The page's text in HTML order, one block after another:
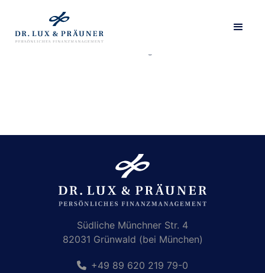
Diese Seite hat keinen Inhalt. Sie wird als Liste ohne
Südliche Münchner Str. 4
82031 Grünwald (bei München)
+49 89 620 219 79-0